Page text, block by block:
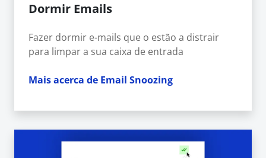
Dormir Emails
Fazer dormir e-mails que o estão a distrair
para limpar a sua caixa de entrada
Mais acerca de Email Snoozing